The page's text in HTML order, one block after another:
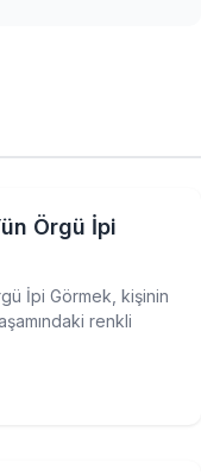
Örgü İpi
İpi Görmek, kişinin
renkli